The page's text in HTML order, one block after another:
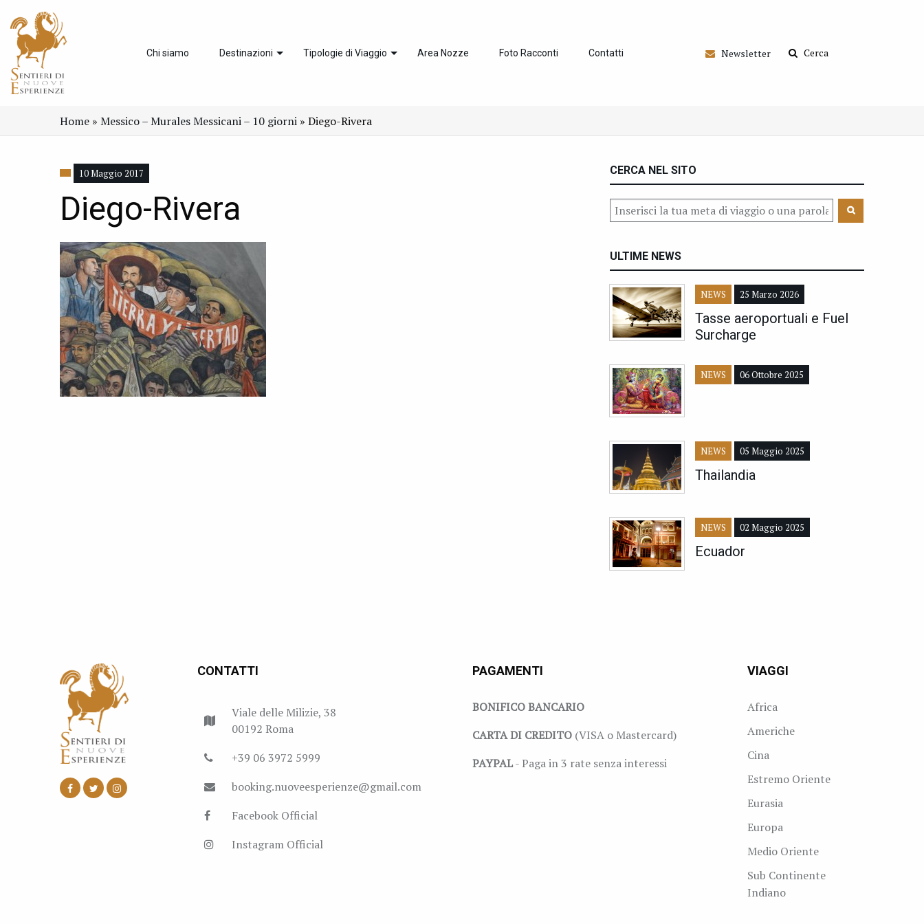
Chi siamo Destinazioni Tipologie di Viaggio Area Nozze Foto Racconti Contatti Newsletter Cerca
Home » Messico – Murales Messicani – 10 giorni » Diego-Rivera
10 Maggio 2017
Diego-Rivera
CERCA NEL SITO
ULTIME NEWS
NEWS 25 Marzo 2026
Tasse aeroportuali e Fuel
Surcharge
NEWS 06 Ottobre 2025
NEWS 05 Maggio 2025
Thailandia
NEWS 02 Maggio 2025
Ecuador
CONTATTI
Viale delle Milizie, 38
00192 Roma
+39 06 3972 5999
booking.nuoveesperienze@gmail.com
Facebook Official
Instagram Official
PAGAMENTI
BONIFICO BANCARIO
CARTA DI CREDITO(VISA o Mastercard)
PAYPAL- Paga in 3 rate senza interessi
VIAGGI
Africa
Americhe
Cina
Estremo Oriente
Eurasia
Europa
Medio Oriente
Sub Continente
Indiano